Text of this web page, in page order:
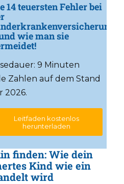
14 teuersten Fehler bei
wie man sie
9 Minuten
Zahlen auf dem Stand
2026.
Leitfaden kostenlos
herunterladen
finden: Wie dein
Kind wie ein
wird